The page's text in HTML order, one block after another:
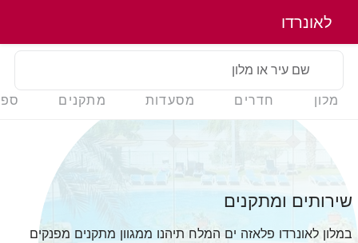
לאונרדו
שם עיר או מלון
מלון חדרים מסעדות מתקנים
שירותים ומתקנים
במלון לאונרדו פלאזה ים המלח תיהנו ממגוון מתקנים מפנקים